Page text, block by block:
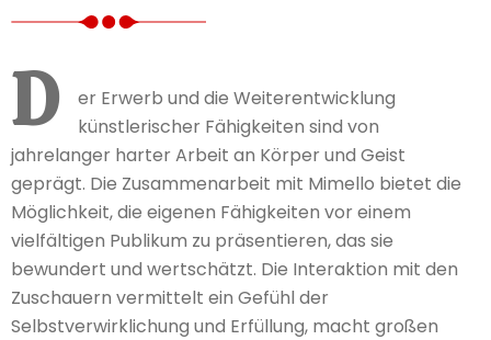
D
er Erwerb und die Weiterentwicklung
künstlerischer Fähigkeiten sind von
jahrelanger harter Arbeit an Körper und Geist
geprägt. Die Zusammenarbeit mit Mimello bietet die
Möglichkeit, die eigenen Fähigkeiten vor einem
vielfältigen Publikum zu präsentieren, das sie
bewundert und wertschätzt. Die Interaktion mit den
Zuschauern vermittelt ein Gefühl der
Selbstverwirklichung und Erfüllung, macht großen